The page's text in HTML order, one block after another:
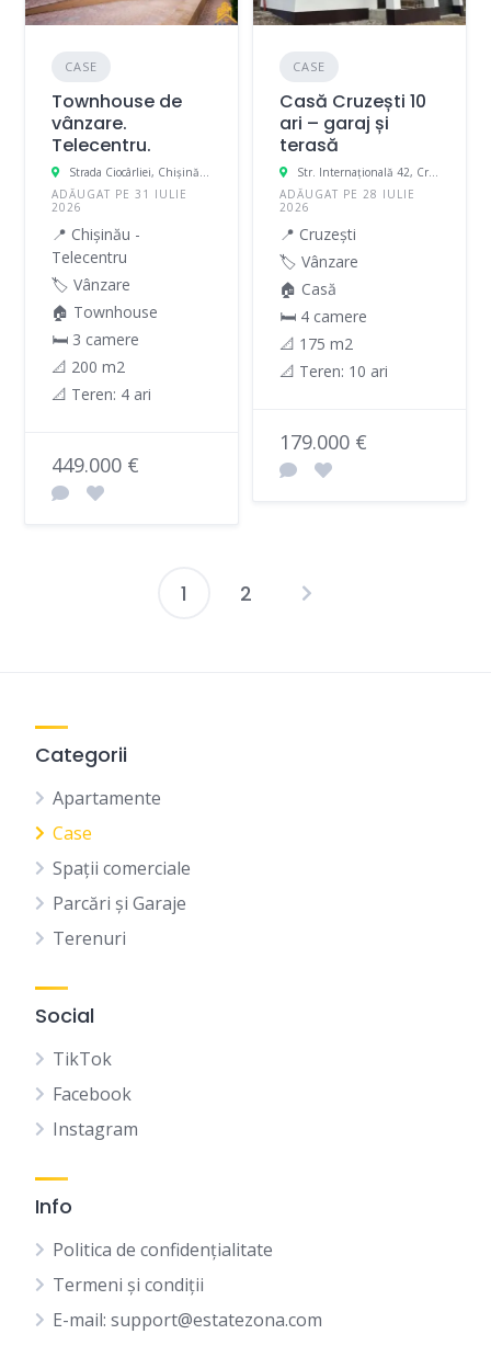
CASE
Townhouse de
vânzare.
Telecentru.
Strada Ciocârliei, Chișinău, Moldova
ADĂUGAT PE 31 IULIE
2026
📍 Chișinău -
Telecentru
🏷️ Vânzare
🏠 Townhouse
🛏 3 camere
📐 200 m2
📐 Teren: 4 ari
449.000 €
CASE
Casă Cruzești 10
ari – garaj și
terasă
Str. Internațională 42, Cruzești, Moldova
ADĂUGAT PE 28 IULIE
2026
📍 Cruzești
🏷️ Vânzare
🏠 Casă
🛏 4 camere
📐 175 m2
📐 Teren: 10 ari
179.000 €
Paginație
1 2
Categorii
Apartamente
Case
Spații comerciale
Parcări și Garaje
Terenuri
Social
TikTok
Facebook
Instagram
Info
Politica de confidențialitate
Termeni și condiții
E-mail: support@estatezona.com